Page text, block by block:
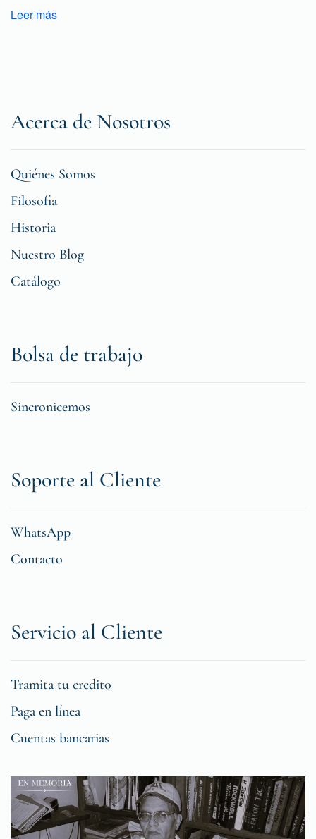
Leer más
Acerca de Nosotros
Quiénes Somos
Filosofia
Historia
Nuestro Blog
Catálogo
Bolsa de trabajo
Sincronicemos
Soporte al Cliente
WhatsApp
Contacto
Servicio al Cliente
Tramita tu credito
Paga en línea
Cuentas bancarias